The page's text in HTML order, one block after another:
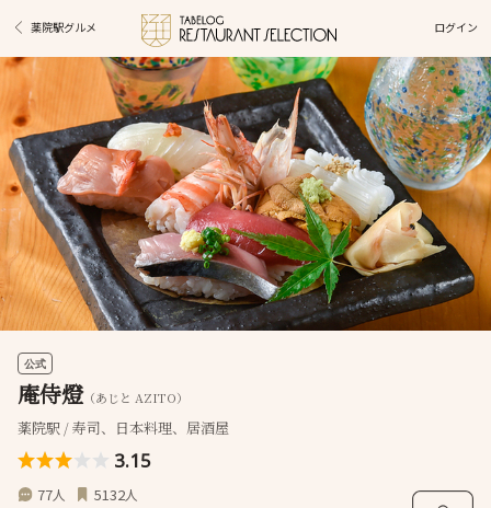
薬院駅グルメ ログイン
公式
庵侍燈（あじと AZITO）
薬院駅 / 寿司、日本料理、居酒屋
3.15
77人 5132人